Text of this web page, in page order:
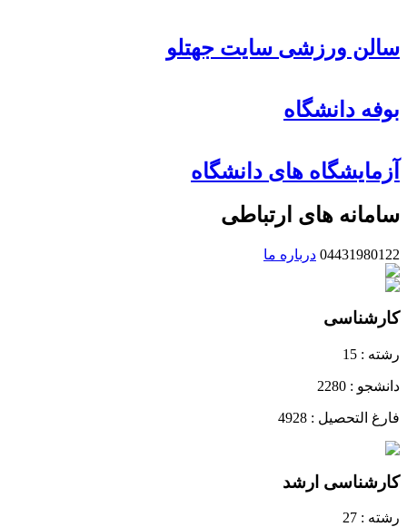
سالن ورزشی سایت جهتلو
بوفه دانشگاه
آزمایشگاه های دانشگاه
سامانه های ارتباطی
04431980122 درباره ما
کارشناسی
رشته : 15
دانشجو : 2280
فارغ التحصیل : 4928
کارشناسی ارشد
رشته : 27